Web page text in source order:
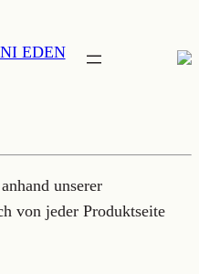
unserer
von jeder Produktseite